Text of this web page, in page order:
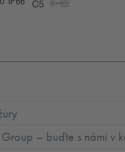
– buďte s námi v